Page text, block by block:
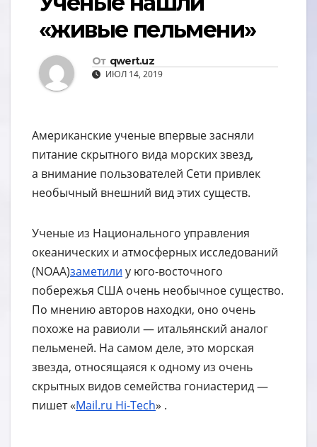
«живые пельмени»
От qwert.uz
ИЮЛ 14, 2019
Американские ученые впервые засняли
питание скрытного вида морских звезд,
а внимание пользователей Сети привлек
необычный внешний вид этих существ.
Ученые из Национального управления
океанических и атмосферных исследований
(NOAA)заметили у юго-восточного
побережья США очень необычное существо.
По мнению авторов находки, оно очень
похоже на равиоли — итальянский аналог
пельменей. На самом деле, это морская
звезда, относящаяся к одному из очень
скрытных видов семейства гониастерид —
пишет «Mail.ru Hi-Tech» .